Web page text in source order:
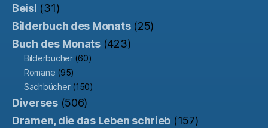
Beisl (31)
Bilderbuch des Monats(25)
Buch des Monats(423)
Bilderbücher(60)
Romane (95)
Sachbücher(150)
Diverses(506)
Dramen, die das Leben schrieb (157)